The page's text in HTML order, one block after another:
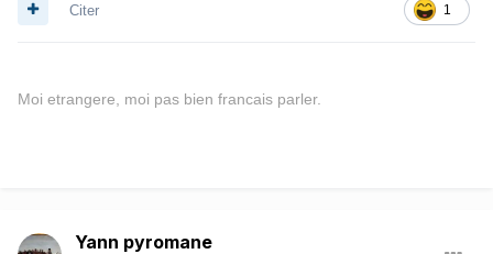
1
Citer
Moi etrangere, moi pas bien francais parler.
Yann pyromane